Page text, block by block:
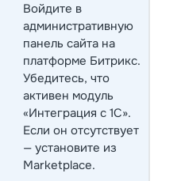
Войдите в
административную
панель сайта на
платформе Битрикс.
Убедитесь, что
активен модуль
«Интеграция с 1С».
Если он отсутствует
— установите из
Marketplace.